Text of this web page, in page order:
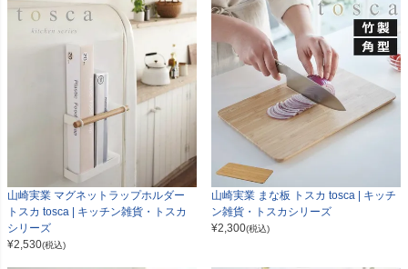
山崎実業 マグネットラップホルダー
トスカ tosca | キッチン雑貨・トスカ
シリーズ
¥2,530(税込)
山崎実業 まな板 トスカ tosca | キッチ
ン雑貨・トスカシリーズ
¥2,300(税込)